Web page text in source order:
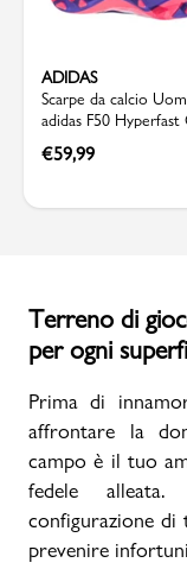
ADIDAS
Scarpe da calcio
adidas F50 Hyperfast
€59,99
Terreno di
per ogni
Prima di
affrontare la
campo è il tuo
fedele
configurazione di
prevenire